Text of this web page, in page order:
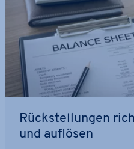
Rück­stel­lun­gen
und auflösen